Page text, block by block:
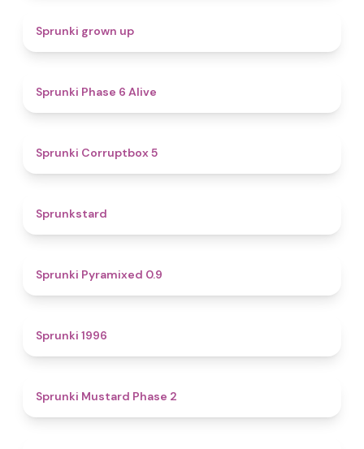
Sprunki grown up
Sprunki Phase 6 Alive
Sprunki Corruptbox 5
Sprunkstard
Sprunki Pyramixed 0.9
Sprunki 1996
Sprunki Mustard Phase 2